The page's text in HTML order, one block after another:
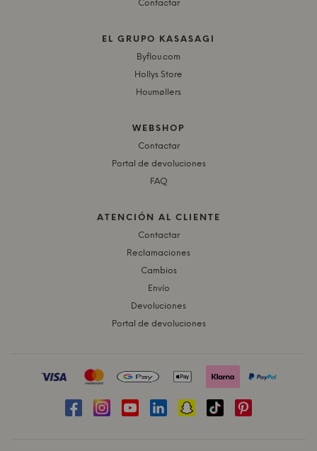
Contactar
EL GRUPO KASASAGI
Byflou.com
Hollys Store
Houmøllers
WEBSHOP
Contactar
Portal de devoluciones
FAQ
ATENCIÓN AL CLIENTE
Contactar
Reclamaciones
Cambios
Envío
Devoluciones
Portal de devoluciones